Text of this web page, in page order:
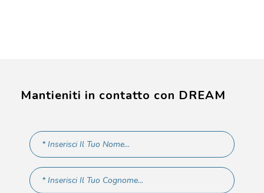
Mantieniti in contatto con DREAM